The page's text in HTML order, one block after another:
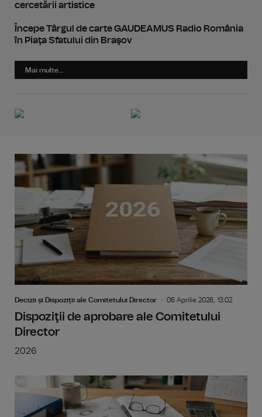
cercetării artistice
Începe Târgul de carte GAUDEAMUS Radio România
în Piaţa Sfatului din Braşov
Mai multe...
Decizii și Dispoziții ale Comitetului Director 06 Aprilie 2026, 13:02
Dispoziţii de aprobare ale Comitetului
Director
2026